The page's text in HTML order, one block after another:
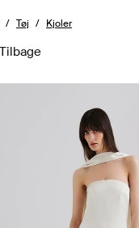
Tøj Kjoler
tilbage